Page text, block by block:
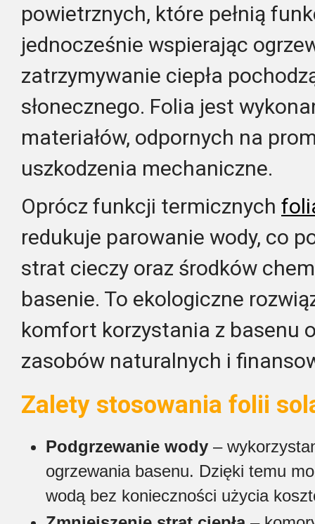
powietrznych, które pełnią
jednocześnie wspierając
zatrzymywanie ciepła
słonecznego. Folia jest
materiałów, odpornych na
uszkodzenia mechaniczne.
Oprócz funkcji termicznych
redukuje parowanie wody, co
strat cieczy oraz środków
basenie. To ekologiczne
komfort korzystania z basenu
zasobów naturalnych i
Zalety stosowania folii
Podgrzewanie wody –
ogrzewania basenu. Dzięki temu
wodą bez konieczności użycia